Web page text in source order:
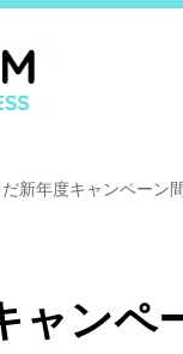
だ新年度キャンペーン
ャンペ